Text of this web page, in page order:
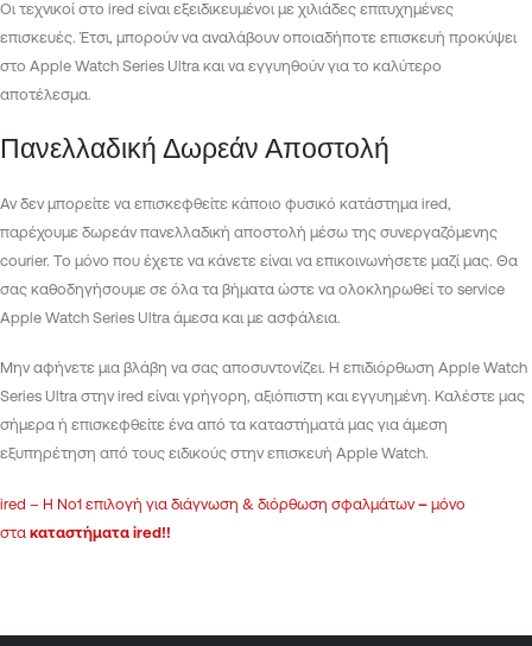
Οι τεχνικοί στο ired είναι εξειδικευμένοι με χιλιάδες επιτυχημένες
επισκευές. Έτσι, μπορούν να αναλάβουν οποιαδήποτε επισκευή προκύψει
στο Apple Watch Series Ultra και να εγγυηθούν για το καλύτερο
αποτέλεσμα.
Πανελλαδική Δωρεάν Αποστολή
Αν δεν μπορείτε να επισκεφθείτε κάποιο φυσικό κατάστημα ired,
παρέχουμε δωρεάν πανελλαδική αποστολή μέσω της συνεργαζόμενης
courier. Το μόνο που έχετε να κάνετε είναι να επικοινωνήσετε μαζί μας. Θα
σας καθοδηγήσουμε σε όλα τα βήματα ώστε να ολοκληρωθεί το service
Apple Watch Series Ultra άμεσα και με ασφάλεια.
Μην αφήνετε μια βλάβη να σας αποσυντονίζει. Η επιδιόρθωση Apple Watch
Series Ultra στην ired είναι γρήγορη, αξιόπιστη και εγγυημένη. Καλέστε μας
σήμερα ή επισκεφθείτε ένα από τα καταστήματά μας για άμεση
εξυπηρέτηση από τους ειδικούς στην επισκευή Apple Watch.
ired – Η Νο1 επιλογή για διάγνωση & διόρθωση σφαλμάτων– μόνο
στα καταστήματα ired!!